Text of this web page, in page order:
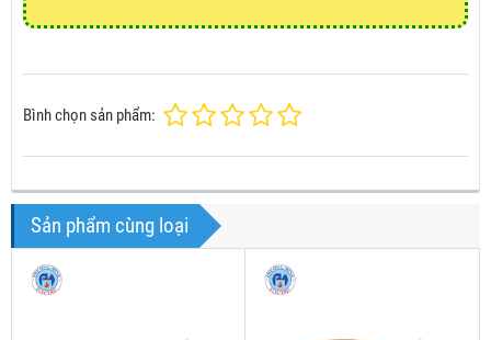
Bình chọn sản phẩm:
Sản phẩm cùng loại